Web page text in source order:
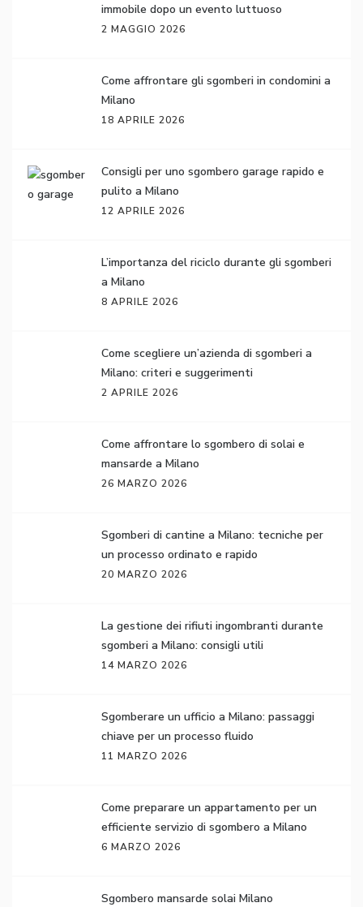
immobile dopo un evento luttuoso
2 MAGGIO 2026
Come affrontare gli sgomberi in condomini a
Milano
18 APRILE 2026
Consigli per uno sgombero garage rapido e
pulito a Milano
12 APRILE 2026
L’importanza del riciclo durante gli sgomberi
a Milano
8 APRILE 2026
Come scegliere un’azienda di sgomberi a
Milano: criteri e suggerimenti
2 APRILE 2026
Come affrontare lo sgombero di solai e
mansarde a Milano
26 MARZO 2026
Sgomberi di cantine a Milano: tecniche per
un processo ordinato e rapido
20 MARZO 2026
La gestione dei rifiuti ingombranti durante
sgomberi a Milano: consigli utili
14 MARZO 2026
Sgomberare un ufficio a Milano: passaggi
chiave per un processo fluido
11 MARZO 2026
Come preparare un appartamento per un
efficiente servizio di sgombero a Milano
6 MARZO 2026
Sgombero mansarde solai Milano